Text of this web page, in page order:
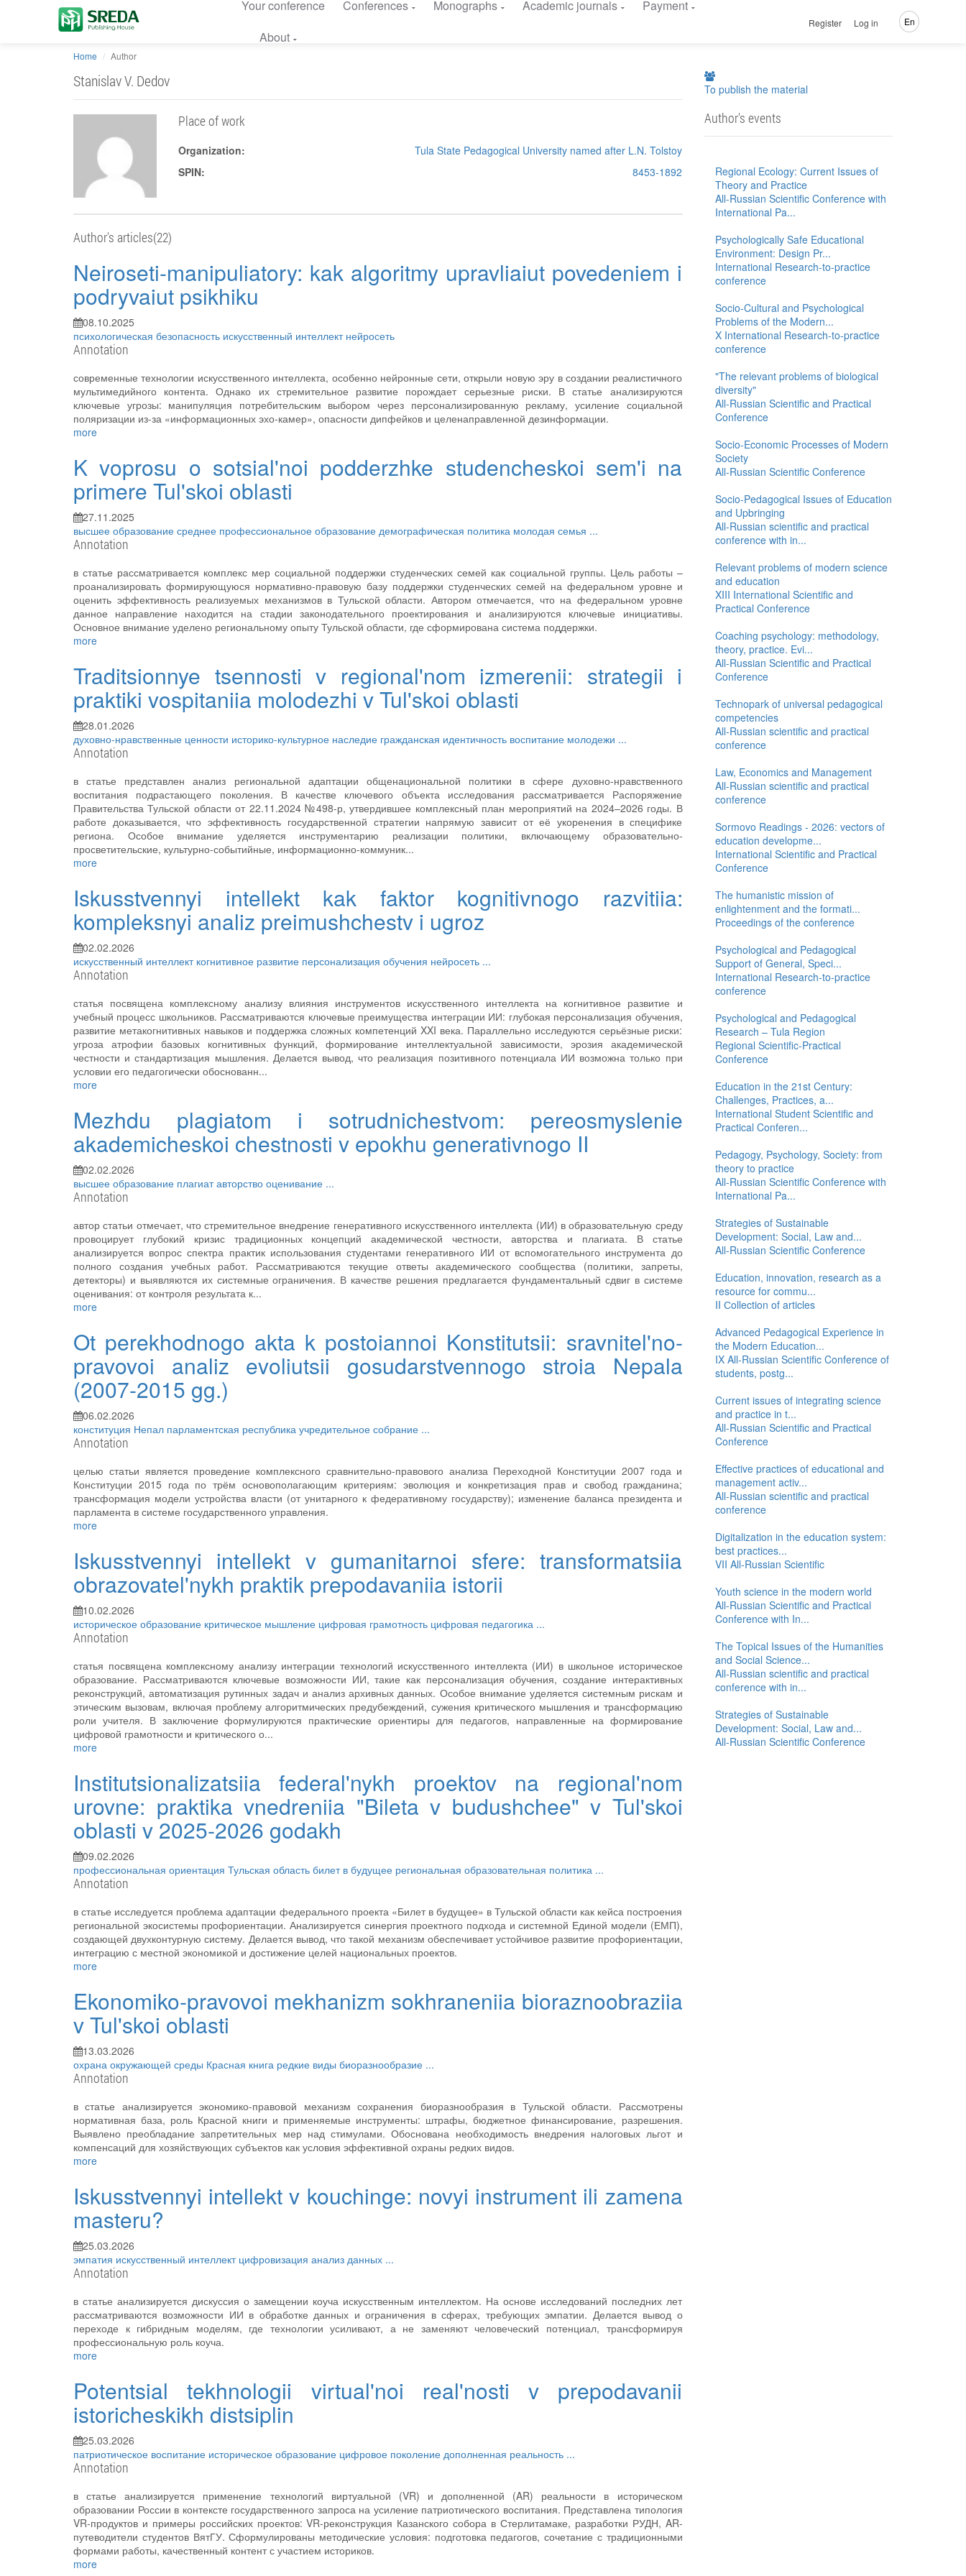
Your conference Conferences Monographs Academic journals
Payment
About
Register Log in En
Home Author
Stanislav V. Dedov
Place of work
Organization:
Tula State Pedagogical University named after L.N. Tolstoy
SPIN:
8453-1892
Author's articles(22)
Neiroseti-manipuliatory: kak algoritmy upravliaiut povedeniem i
podryvaiut psikhiku
08.10.2025
психологическая безопасность искусственный интеллект нейросеть
Annotation
современные технологии искусственного интеллекта, особенно нейронные сети, открыли новую эру в создании реалистичного
мультимедийного контента. Однако их стремительное развитие порождает серьезные риски. В статье анализируются
ключевые угрозы: манипуляция потребительским выбором через персонализированную рекламу, усиление социальной
поляризации из-за «информационных эхо-камер», опасности дипфейков и целенаправленной дезинформации.
more
K voprosu o sotsial'noi podderzhke studencheskoi sem'i na
primere Tul'skoi oblasti
27.11.2025
высшее образование среднее профессиональное образование демографическая политика молодая семья ...
Annotation
в статье рассматривается комплекс мер социальной поддержки студенческих семей как социальной группы. Цель работы –
проанализировать формирующуюся нормативно-правовую базу поддержки студенческих семей на федеральном уровне и
оценить эффективность реализуемых механизмов в Тульской области. Автором отмечается, что на федеральном уровне
данное направление находится на стадии законодательного проектирования и анализируются ключевые инициативы.
Основное внимание уделено региональному опыту Тульской области, где сформирована система поддержки.
more
Traditsionnye tsennosti v regional'nom izmerenii: strategii i
praktiki vospitaniia molodezhi v Tul'skoi oblasti
28.01.2026
духовно-нравственные ценности историко-культурное наследие гражданская идентичность воспитание молодежи ...
Annotation
в статье представлен анализ региональной адаптации общенациональной политики в сфере духовно-нравственного
воспитания подрастающего поколения. В качестве ключевого объекта исследования рассматривается Распоряжение
Правительства Тульской области от 22.11.2024 №498-р, утвердившее комплексный план мероприятий на 2024–2026 годы. В
работе доказывается, что эффективность государственной стратегии напрямую зависит от её укоренения в специфике
региона. Особое внимание уделяется инструментарию реализации политики, включающему образовательно-
просветительские, культурно-событийные, информационно-коммуник...
more
Iskusstvennyi intellekt kak faktor kognitivnogo razvitiia:
kompleksnyi analiz preimushchestv i ugroz
02.02.2026
искусственный интеллект когнитивное развитие персонализация обучения нейросеть ...
Annotation
статья посвящена комплексному анализу влияния инструментов искусственного интеллекта на когнитивное развитие и
учебный процесс школьников. Рассматриваются ключевые преимущества интеграции ИИ: глубокая персонализация обучения,
развитие метакогнитивных навыков и поддержка сложных компетенций XXI века. Параллельно исследуются серьёзные риски:
угроза атрофии базовых когнитивных функций, формирование интеллектуальной зависимости, эрозия академической
честности и стандартизация мышления. Делается вывод, что реализация позитивного потенциала ИИ возможна только при
условии его педагогически обоснованн...
more
Mezhdu plagiatom i sotrudnichestvom: pereosmyslenie
akademicheskoi chestnosti v epokhu generativnogo II
02.02.2026
высшее образование плагиатавторство оценивание ...
Annotation
автор статьи отмечает, что стремительное внедрение генеративного искусственного интеллекта (ИИ) в образовательную среду
провоцирует глубокий кризис традиционных концепций академической честности, авторства и плагиата. В статье
анализируется вопрос спектра практик использования студентами генеративного ИИ от вспомогательного инструмента до
полного создания учебных работ. Рассматриваются текущие ответы академического сообщества (политики, запреты,
детекторы) и выявляются их системные ограничения. В качестве решения предлагается фундаментальный сдвиг в системе
оценивания: от контроля результата к...
more
Ot perekhodnogo akta k postoiannoi Konstitutsii: sravnitel'no-
pravovoi analiz evoliutsii gosudarstvennogo stroia Nepala
(2007-2015 gg.)
06.02.2026
конституция Непал парламентская республика учредительное собрание ...
Annotation
целью статьи является проведение комплексного сравнительно-правового анализа Переходной Конституции 2007 года и
Конституции 2015 года по трём основополагающим критериям: эволюция и конкретизация прав и свобод гражданина;
трансформация модели устройства власти (от унитарного к федеративному государству); изменение баланса президента и
парламента в системе государственного управления.
more
Iskusstvennyi intellekt v gumanitarnoi sfere: transformatsiia
obrazovatel'nykh praktik prepodavaniia istorii
10.02.2026
историческое образование критическое мышление цифровая грамотность цифровая педагогика ...
Annotation
статья посвящена комплексному анализу интеграции технологий искусственного интеллекта (ИИ) в школьное историческое
образование. Рассматриваются ключевые возможности ИИ, такие как персонализация обучения, создание интерактивных
реконструкций, автоматизация рутинных задач и анализ архивных данных. Особое внимание уделяется системным рискам и
этическим вызовам, включая проблему алгоритмических предубеждений, сужения критического мышления и трансформацию
роли учителя. В заключение формулируются практические ориентиры для педагогов, направленные на формирование
цифровой грамотности и критического о...
more
Institutsionalizatsiia federal'nykh proektov na regional'nom
urovne: praktika vnedreniia "Bileta v budushchee" v Tul'skoi
oblasti v 2025-2026 godakh
09.02.2026
профессиональная ориентация Тульская область билет в будущее региональная образовательная политика ...
Annotation
в статье исследуется проблема адаптации федерального проекта «Билет в будущее» в Тульской области как кейса построения
региональной экосистемы профориентации. Анализируется синергия проектного подхода и системной Единой модели (ЕМП),
создающей двухконтурную систему. Делается вывод, что такой механизм обеспечивает устойчивое развитие профориентации,
интеграцию с местной экономикой и достижение целей национальных проектов.
more
Ekonomiko-pravovoi mekhanizm sokhraneniia bioraznoobraziia
v Tul'skoi oblasti
13.03.2026
охрана окружающей среды Красная книга редкие виды биоразнообразие ...
Annotation
в статье анализируется экономико-правовой механизм сохранения биоразнообразия в Тульской области. Рассмотрены
нормативная база, роль Красной книги и применяемые инструменты: штрафы, бюджетное финансирование, разрешения.
Выявлено преобладание запретительных мер над стимулами. Обоснована необходимость внедрения налоговых льгот и
компенсаций для хозяйствующих субъектов как условия эффективной охраны редких видов.
more
Iskusstvennyi intellekt v kouchinge: novyi instrument ili zamena
masteru?
25.03.2026
эмпатия искусственный интеллект цифровизация анализ данных ...
Annotation
в статье анализируется дискуссия о замещении коуча искусственным интеллектом. На основе исследований последних лет
рассматриваются возможности ИИ в обработке данных и ограничения в сферах, требующих эмпатии. Делается вывод о
переходе к гибридным моделям, где технологии усиливают, а не заменяют человеческий потенциал, трансформируя
профессиональную роль коуча.
more
Potentsial tekhnologii virtual'noi real'nosti v prepodavanii
istoricheskikh distsiplin
25.03.2026
патриотическое воспитание историческое образование цифровое поколение дополненная реальность ...
Annotation
в статье анализируется применение технологий виртуальной (VR) и дополненной (AR) реальности в историческом
образовании России в контексте государственного запроса на усиление патриотического воспитания. Представлена типология
VR-продуктов и примеры российских проектов: VR-реконструкция Казанского собора в Стерлитамаке, разработки РУДН, AR-
путеводители студентов ВятГУ. Сформулированы методические условия: подготовка педагогов, сочетание с традиционными
формами работы, качественный контент с участием историков.
more
To publish the material
Author's events
Regional Ecology: Current Issues of
Theory and Practice
All-Russian Scientific Conference with
International Pa...
Psychologically Safe Educational
Environment: Design Pr...
International Research-to-practice
conference
Socio-Cultural and Psychological
Problems of the Modern...
X International Research-to-practice
conference
"The relevant problems of biological
diversity"
All-Russian Scientific and Practical
Conference
Socio-Economic Processes of Modern
Society
All-Russian Scientific Conference
Socio-Pedagogical Issues of Education
and Upbringing
All-Russian scientific and practical
conference with in...
Relevant problems of modern science
and education
XIII International Scientific and
Practical Conference
Coaching psychology: methodology,
theory, practice. Evi...
All-Russian Scientific and Practical
Conference
Technopark of universal pedagogical
competencies
All-Russian scientific and practical
conference
Law, Economics and Management
All-Russian scientific and practical
conference
Sormovo Readings - 2026: vectors of
education developme...
International Scientific and Practical
Conference
The humanistic mission of
enlightenment and the formati...
Proceedings of the conference
Psychological and Pedagogical
Support of General, Speci...
International Research-to-practice
conference
Psychological and Pedagogical
Research – Tula Region
Regional Scientific-Practical
Conference
Education in the 21st Century:
Challenges, Practices, a...
International Student Scientific and
Practical Conferen...
Pedagogy, Psychology, Society: from
theory to practice
All-Russian Scientific Conference with
International Pa...
Strategies of Sustainable
Development: Social, Law and...
All-Russian Scientific Conference
Education, innovation, research as a
resource for commu...
II Сollection of articles
Advanced Pedagogical Experience in
the Modern Education...
IX All-Russian Scientific Conference of
students, postg...
Current issues of integrating science
and practice in t...
All-Russian Scientific and Practical
Conference
Effective practices of educational and
management activ...
All-Russian scientific and practical
conference
Digitalization in the education system:
best practices...
VII All-Russian Scientific
Youth science in the modern world
All-Russian Scientific and Practical
Conference with In...
The Topical Issues of the Humanities
and Social Science...
All-Russian scientific and practical
conference with in...
Strategies of Sustainable
Development: Social, Law and...
All-Russian Scientific Conference